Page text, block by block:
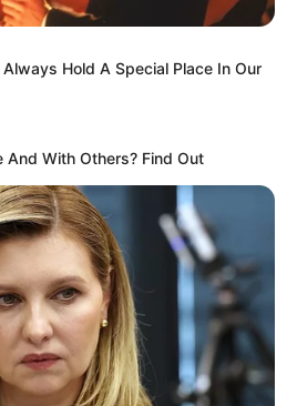
Hold A Special Place In Our
And With Others? Find Out